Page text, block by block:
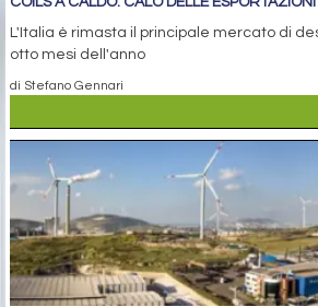
L'Italia è rimasta il principale mercato di
otto mesi dell'anno
di Stefano Gennari